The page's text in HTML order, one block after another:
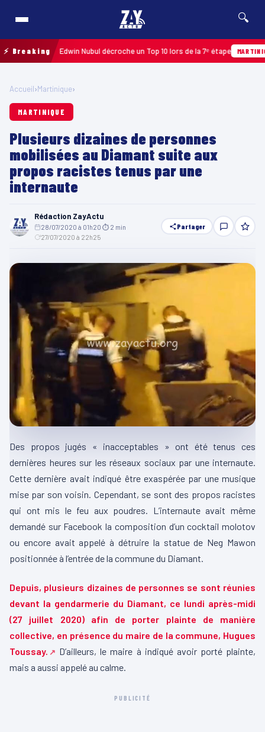
🔍
⚡ Breaking
2026 : Edwin Nubul décroche un Top 10 lors de la 7ᵉ étape MARTINIQUE
Accueil›Martinique›
MARTINIQUE
Plusieurs dizaines de personnes
mobilisées au Diamant suite aux
propos racistes tenus par une
internaute
Rédaction ZayActu
28/07/2020 à 01h20 ⏱ 2 min
27/07/2020 à 22h25
Partager
Des propos jugés « inacceptables » ont été tenus ces
dernières heures sur les réseaux sociaux par une internaute.
Cette dernière avait indiqué être exaspérée par une musique
mise par son voisin. Cependant, se sont des propos racistes
qui ont mis le feu aux poudres. L’internaute avait même
demandé sur Facebook la composition d’un cocktail molotov
ou encore avait appelé à détruire la statue de Neg Mawon
positionnée à l’entrée de la commune du Diamant.
Depuis, plusieurs dizaines de personnes se sont réunies
devant la gendarmerie du Diamant, ce lundi après-midi
(27 juillet 2020) afin de porter plainte de manière
collective, en présence du maire de la commune, Hugues
Toussay.
D’ailleurs, le maire à indiqué avoir porté plainte,
mais a aussi appelé au calme.
PUBLICITÉ